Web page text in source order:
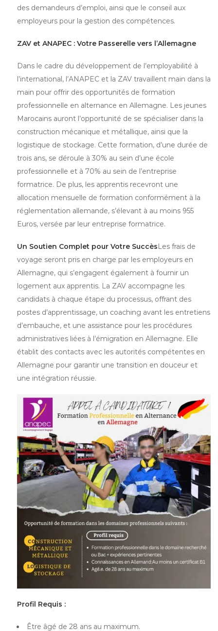
des demandeurs d’emploi, ainsi que le conseil aux
employeurs pour la gestion des compétences.
ZAV et ANAPEC : Votre Passerelle vers l’Allemagne
Dans le cadre du développement de l’employabilité à
l’international, l’ANAPEC et la ZAV travaillent main dans la
main pour offrir des opportunités de formation
professionnelle en alternance en Allemagne. Les jeunes
Marocains auront l’opportunité de se spécialiser dans la
construction mécanique et métallique, ainsi que la
logistique de stockage. Cette formation, d’une durée de
trois ans, se déroule à 30% au sein d’une école
professionnelle et à 70% au sein de l’entreprise
formatrice. De plus, les apprentis recevront une
allocation mensuelle de formation conformément à la
réglementation allemande, s’élevant à au moins 955
Euros, versée par leur entreprise formatrice.
Un Soutien Complet pour Votre SuccèsLes frais de
voyage seront pris en charge par les employeurs en
Allemagne, qui s’engagent également à fournir un
logement aux apprentis. La ZAV accompagne les
candidats à chaque étape du processus, offrant des
postes d’apprentissage, un coaching avant les entretiens
d’embauche, et une assistance pour les procédures
administratives liées à l’émigration en Allemagne. Elle
établit des contacts avec les autorités compétentes en
Allemagne pour garantir une transition en douceur et
une intégration réussie.
Profil Requis :
Être âgé de 28 ans au maximum.